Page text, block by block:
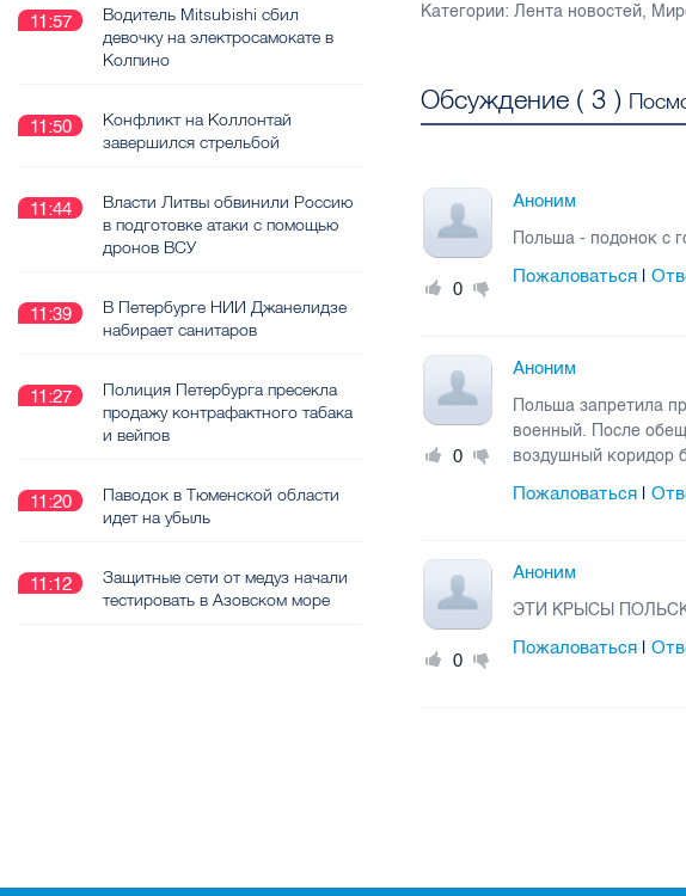
Категории: Лента новостей,
Обсуждение (3 )
0
Аноним
Польша - подонок с
Пожаловаться |
0
Аноним
Польша запретила
военный. После
воздушный коридор
Пожаловаться |
0
Аноним
ЭТИ КРЫСЫ
Пожаловаться |
11:57
Водитель Mitsubishi сбил
девочку на электросамокате в
Колпино
11:50
Конфликт на Коллонтай
завершился стрельбой
11:44
Власти Литвы обвинили Россию
в подготовке атаки с помощью
дронов ВСУ
11:39
В Петербурге НИИ Джанелидзе
набирает санитаров
11:27
Полиция Петербурга пресекла
продажу контрафактного табака
и вейпов
11:20
Паводок в Тюменской области
идет на убыль
11:12
Защитные сети от медуз начали
тестировать в Азовском море